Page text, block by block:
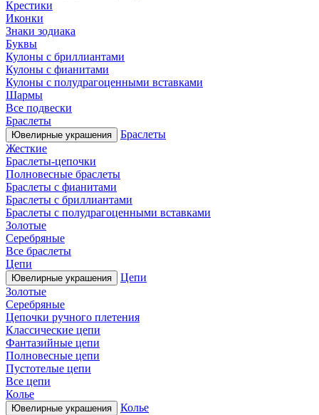
Крестики
Иконки
Знаки зодиака
Буквы
Кулоны с бриллиантами
Кулоны с фианитами
Кулоны с полудрагоценными вставками
Шармы
Все подвески
Браслеты
Ювелирные украшения
Браслеты
Жесткие
Браслеты-цепочки
Полновесные браслеты
Браслеты с фианитами
Браслеты с бриллиантами
Браслеты с полудрагоценными вставками
Золотые
Серебряные
Все браслеты
Цепи
Ювелирные украшения
Цепи
Золотые
Серебряные
Цепочки ручного плетения
Классические цепи
Фантазийные цепи
Полновесные цепи
Пустотелые цепи
Все цепи
Колье
Ювелирные украшения
Колье